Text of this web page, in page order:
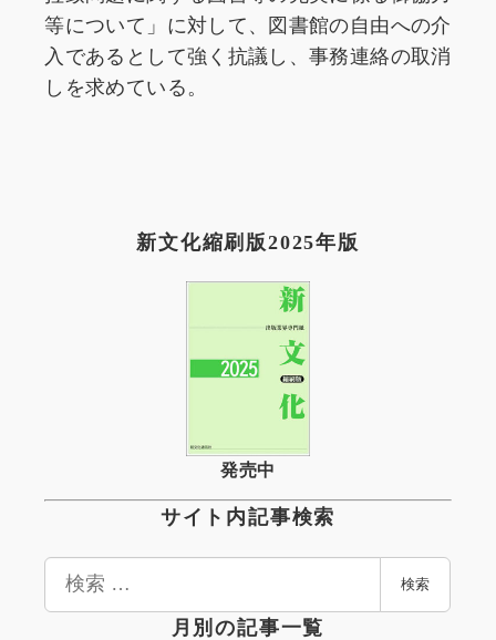
等について」に対して、図書館の自由への介
入であるとして強く抗議し、事務連絡の取消
しを求めている。
新文化縮刷版2025年版
発売中
サイト内記事検索
検
検索
月別の記事一覧